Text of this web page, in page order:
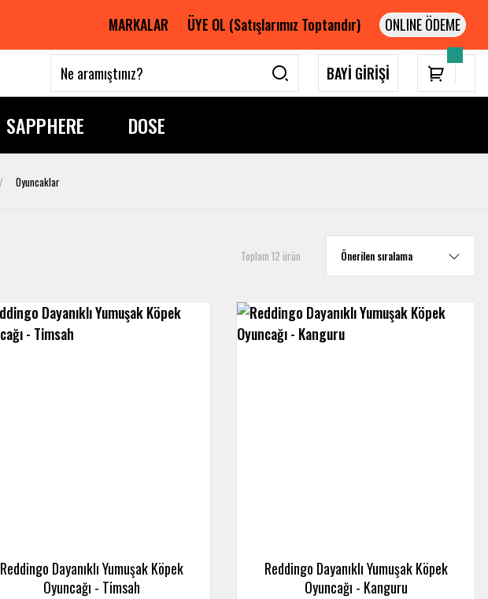
MARKALAR ÜYE OL (Satışlarımız Toptandır)
BAYİ GİRİŞİ
SAPPHERE DOSE
Oyuncaklar
Toplam 12 ürün
Reddingo Dayanıklı Yumuşak Köpek
Oyuncağı - Timsah
Reddingo Dayanıklı Yumuşak Köpek
Oyuncağı - Kanguru